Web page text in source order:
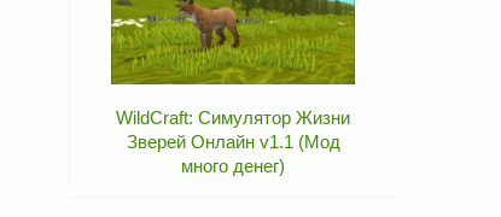
WildCraft: Симулятор Жизни
Зверей Онлайн v1.1 (Мод
много денег)